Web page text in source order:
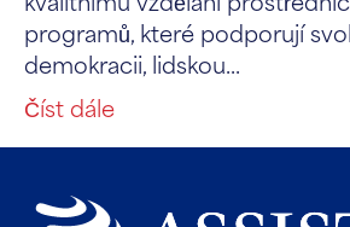
programů, které podporují
demokracii, lidskou...
Číst dále